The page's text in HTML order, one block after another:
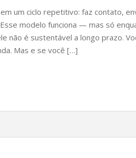
um ciclo repetitivo: faz contato,
modelo funciona — mas só
não é sustentável a longo prazo.
Mas e se você […]